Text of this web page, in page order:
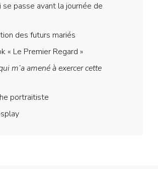
se passe avant la journée de
des futurs mariés
« Le Premier Regard »
m’a amené à exercer cette
portraitiste